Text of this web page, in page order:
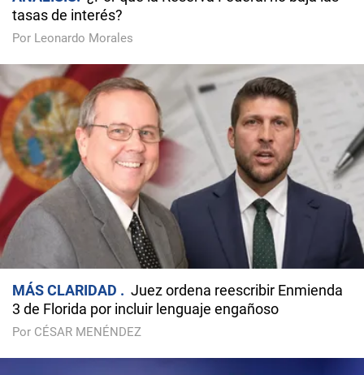
tasas de interés?
Por Leonardo Morales
MÁS CLARIDAD
Juez ordena reescribir Enmienda
3 de Florida por incluir lenguaje engañoso
Por CÉSAR MENÉNDEZ